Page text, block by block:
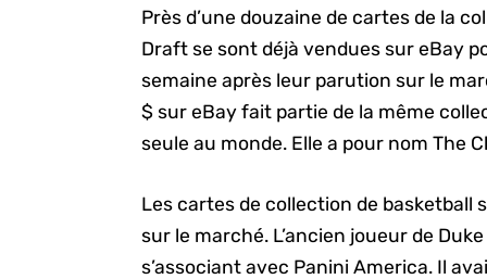
Près d’une douzaine de cartes de la
Draft se sont déjà vendues sur eBay
semaine après leur parution sur le
$ sur eBay fait partie de la même
seule au monde. Elle a pour nom The
Les cartes de collection de basketball
sur le marché. L’ancien joueur de
s’associant avec Panini America. Il